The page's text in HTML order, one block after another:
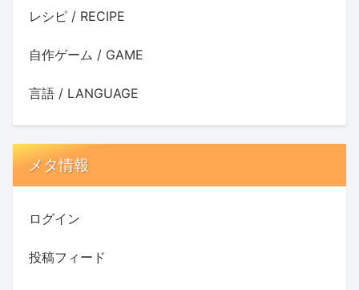
レシピ / RECIPE
自作ゲーム / GAME
言語 / LANGUAGE
メタ情報
ログイン
投稿フィード